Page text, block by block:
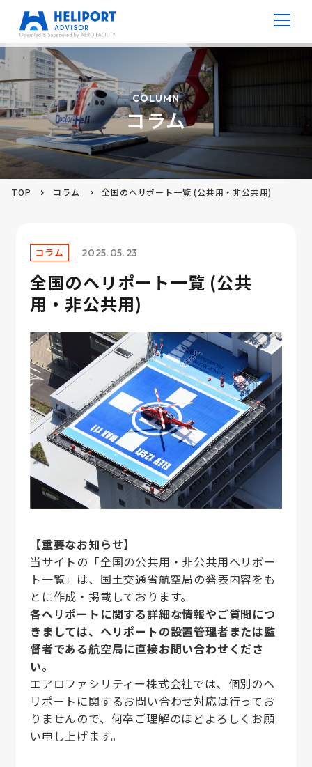
病院ヘリポート
防災ヘリポート
高層ビルヘリポート
V ポート
コラム
お問い合わせ
COLUMN
コラム
TOP コラム 全国のヘリポート一覧 (公共用・非公共用)
コラム 2025.05.23
全国のヘリポート一覧 (公共
用・非公共用)
【重要なお知らせ】
当サイトの「全国の公共用・非公共用ヘリポー
ト一覧」は、国土交通省航空局の発表内容をも
とに作成・掲載しております。
各ヘリポートに関する詳細な情報やご質問につ
きましては、ヘリポートの設置管理者または監
督者である航空局に直接お問い合わせくださ
い。
エアロファシリティー株式会社では、個別のヘ
リポートに関するお問い合わせ対応は行ってお
りませんので、何卒ご理解のほどよろしくお願
い申し上げます。